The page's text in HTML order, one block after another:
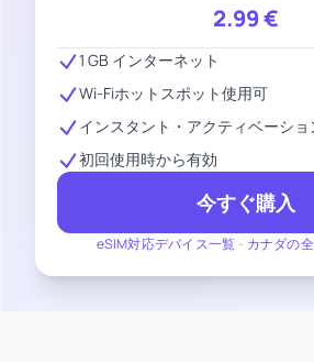
2.99€
eSIM対応デバイス一覧 - カナダの
1 GB インターネット
Wi-Fiホットスポット使用可
インスタント・アクティベーショ
初回使用時から有効
今すぐ購入